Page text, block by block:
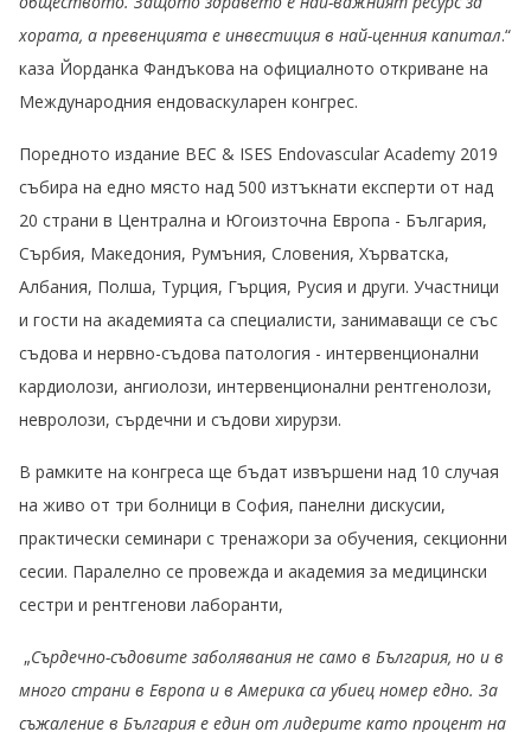
хората, а превенцията е инвестиция в най-ценния капитал.“
каза Йорданка Фандъкова на официалното откриване на
Международния ендоваскуларен конгрес.
Пoредното издание BEC & ISES Endovascular Academy 2019
събира на едно място над 500 изтъкнати експерти от над
20 страни в Централна и Югоизточна Европа - България,
Сърбия, Македония, Румъния, Словения, Хърватска,
Албания, Полша, Турция, Гърция, Русия и други. Участници
и гости на академията са специалисти, занимаващи се със
съдова и нервно-съдова патология - интервенционални
кардиолози, ангиолози, интервенционални рентгенолози,
невролози, сърдечни и съдови хирурзи.
В рамките на конгреса ще бъдат извършени над 10 случая
на живо от три болници в София, панелни дискусии,
практически семинари с тренажори за обучения, секционни
сесии. Паралелно се провежда и академия за медицински
сестри и рентгенови лаборанти,
„Сърдечно-съдовите заболявания не само в България, но и в
много страни в Европа и в Америка са убиец номер едно. За
съжаление в България е един от лидерите като процент на